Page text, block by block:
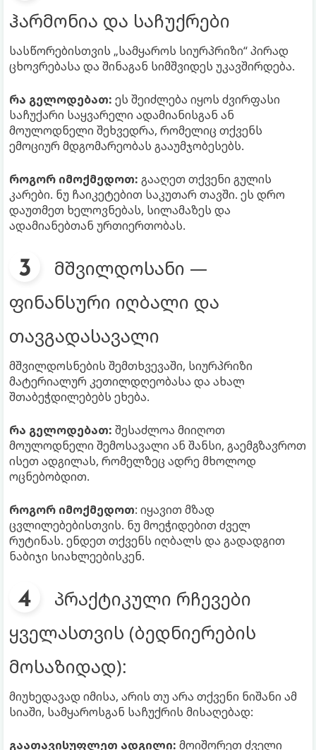
ჰარმონია და საჩუქრები
სასწორებისთვის „სამყაროს სიურპრიზი“ პირად
ცხოვრებასა და შინაგან სიმშვიდეს უკავშირდება.
რა გელოდებათ: ეს შეიძლება იყოს ძვირფასი
საჩუქარი საყვარელი ადამიანისგან ან
მოულოდნელი შეხვედრა, რომელიც თქვენს
ემოციურ მდგომარეობას გააუმჯობესებს.
როგორ იმოქმედოთ: გააღეთ თქვენი გულის
კარები. ნუ ჩაიკეტებით საკუთარ თავში. ეს დრო
დაუთმეთ ხელოვნებას, სილამაზეს და
ადამიანებთან ურთიერთობას.
მშვილდოსანი —
ფინანსური იღბალი და
თავგადასავალი
მშვილდოსნების შემთხვევაში, სიურპრიზი
მატერიალურ კეთილდღეობასა და ახალ
შთაბეჭდილებებს ეხება.
რა გელოდებათ: შესაძლოა მიიღოთ
მოულოდნელი შემოსავალი ან შანსი, გაემგზავროთ
ისეთ ადგილას, რომელზეც ადრე მხოლოდ
ოცნებობდით.
როგორ იმოქმედოთ: იყავით მზად
ცვლილებებისთვის. ნუ მოეჭიდებით ძველ
რუტინას. ენდეთ თქვენს იღბალს და გადადგით
ნაბიჯი სიახლეებისკენ.
პრაქტიკული რჩევები
ყველასთვის (ბედნიერების
მოსაზიდად):
მიუხედავად იმისა, არის თუ არა თქვენი ნიშანი ამ
სიაში, სამყაროსგან საჩუქრის მისაღებად:
გაათავისუფლეთ ადგილი: მოიშორეთ ძველი